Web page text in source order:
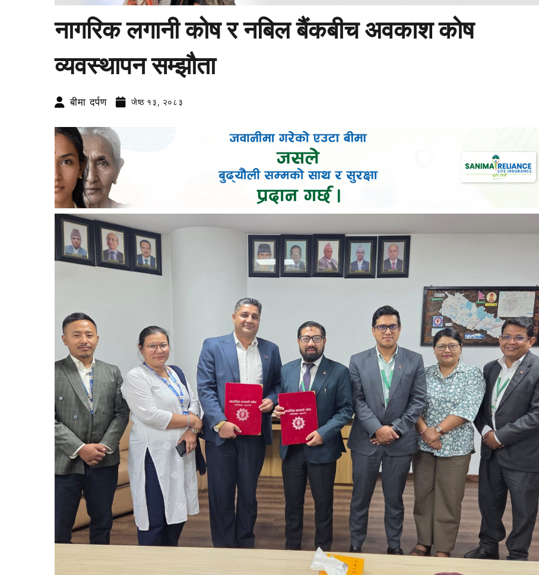
नागरिक लगानी कोष र नबिल बैंकबीच अवकाश कोष
व्यवस्थापन सम्झौता
बीमा दर्पण जेष्ठ १३, २०८३